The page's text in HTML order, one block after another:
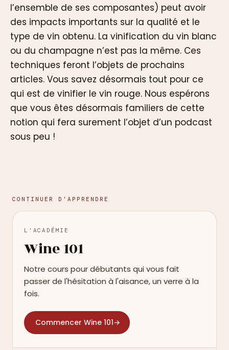
l’ensemble de ses composantes) peut avoir
des impacts importants sur la qualité et le
type de vin obtenu. La vinification du vin blanc
ou du champagne n’est pas la même. Ces
techniques feront l’objets de prochains
articles. Vous savez désormais tout pour ce
qui est de vinifier le vin rouge. Nous espérons
que vous êtes désormais familiers de cette
notion qui fera surement l’objet d’un podcast
sous peu !
CONTINUER D'APPRENDRE
L'ACADÉMIE
Wine 101
Notre cours pour débutants qui vous fait
passer de l'hésitation à l'aisance, un verre à la
fois.
Commencer Wine 101→